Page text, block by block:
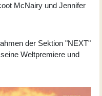
McNairy und Jennifer
der Sektion "NEXT"
Weltpremiere und